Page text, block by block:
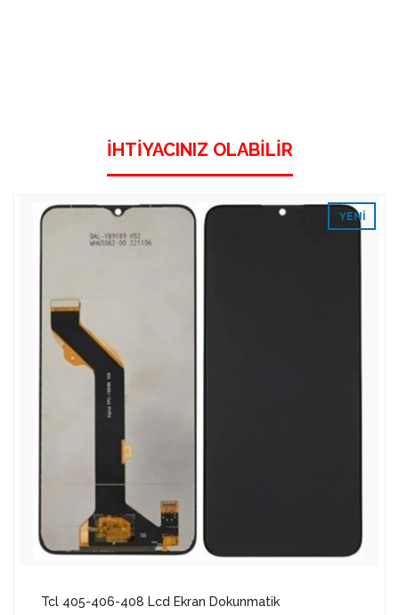
İHTIYACINIZ OLABILIR
YENI
Tcl 405-406-408 Lcd Ekran Dokunmatik